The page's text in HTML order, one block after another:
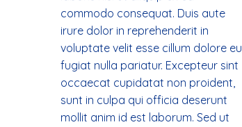
commodo consequat. Duis aute
irure dolor in reprehenderit in
voluptate velit esse cillum dolore eu
fugiat nulla pariatur. Excepteur sint
occaecat cupidatat non proident,
sunt in culpa qui officia deserunt
mollit anim id est laborum. Sed ut